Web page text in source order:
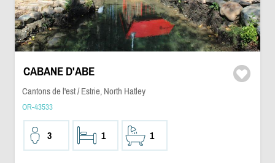
CABANE D'ABE
Cantons de l'est / Estrie, North Hatley
OR-43533
3 1 1